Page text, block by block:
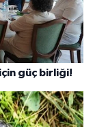
güç birliği!